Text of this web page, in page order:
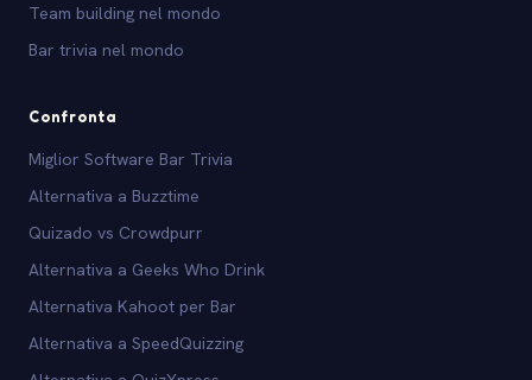
Team building nel mondo
Bar trivia nel mondo
Confronta
Miglior Software Bar Trivia
Alternativa a Buzztime
Quizado vs Crowdpurr
Alternativa a Geeks Who Drink
Alternativa Kahoot per Bar
Alternativa a SpeedQuizzing